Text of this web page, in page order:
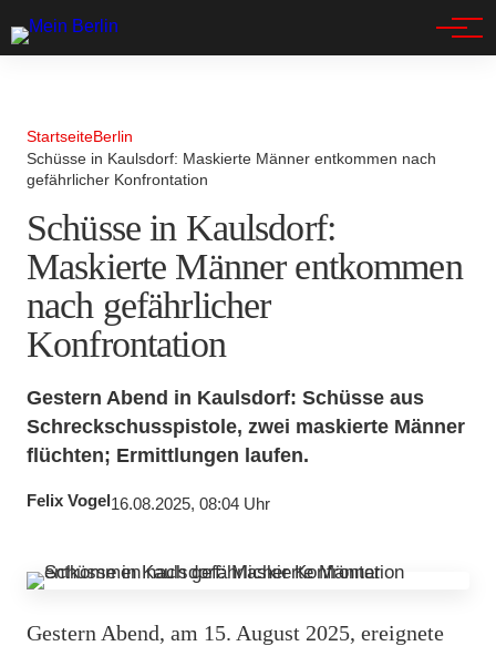
StartseiteBerlin
Schüsse in Kaulsdorf: Maskierte Männer entkommen nach
gefährlicher Konfrontation
Schüsse in Kaulsdorf:
Maskierte Männer entkommen
nach gefährlicher
Konfrontation
Gestern Abend in Kaulsdorf: Schüsse aus
Schreckschusspistole, zwei maskierte Männer
flüchten; Ermittlungen laufen.
Felix Vogel 16.08.2025, 08:04 Uhr
Gestern Abend, am 15. August 2025, ereignete